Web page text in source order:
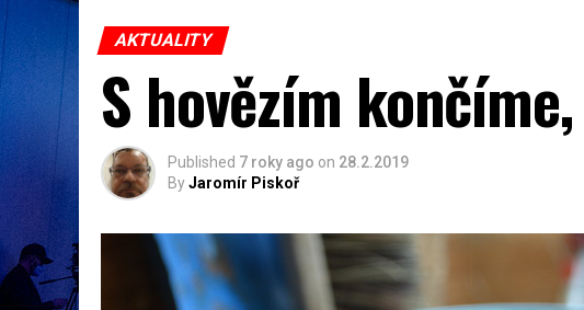
AKTUALITY
S hovězím
Published 7 roky ago on 28.2.2019
ByJaromír Piskoř